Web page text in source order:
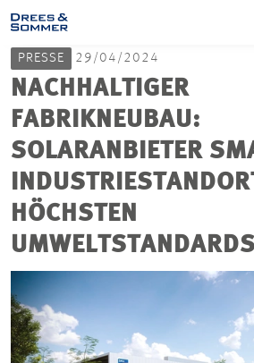
MARKETS
SERVICES
IM FOKUS
PROJEKTE
PRESSE 29/04/2024
NACHHALTIGER
FABRIKNEUBAU:
SOLARANBIETER
HÖCHSTEN
UMWELTSTANDARDS